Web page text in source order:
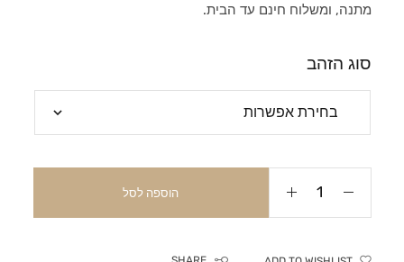
מתנה, ומשלוח חינם עד הבית.
סוג הזהב
הוספה לסל